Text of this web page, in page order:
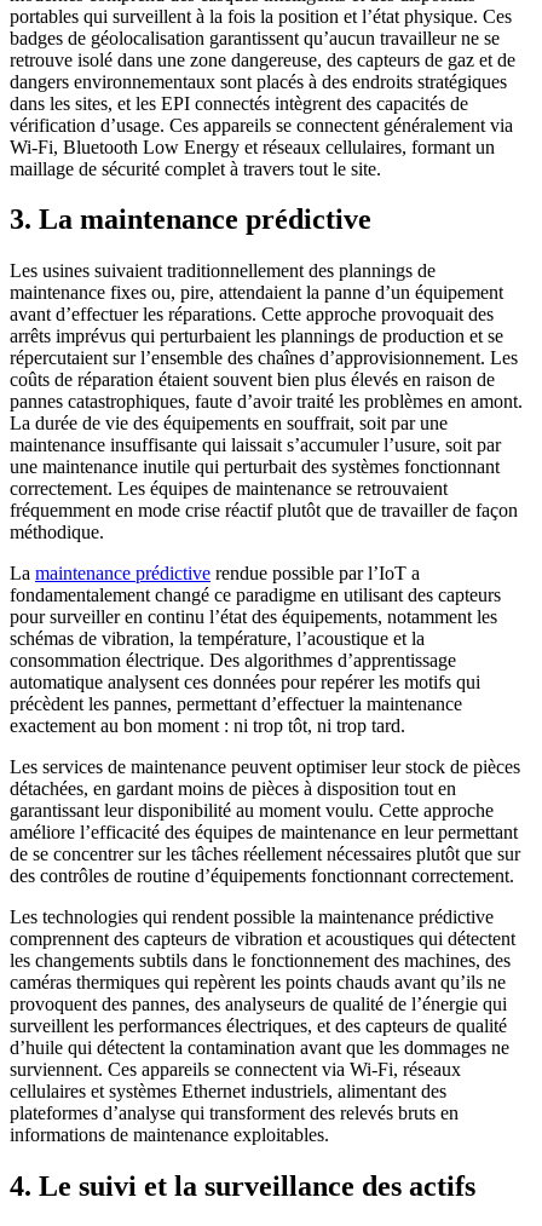
portables qui surveillent à la fois la position et l’état physique. Ces
badges de géolocalisation garantissent qu’aucun travailleur ne se
retrouve isolé dans une zone dangereuse, des capteurs de gaz et de
dangers environnementaux sont placés à des endroits stratégiques
dans les sites, et les EPI connectés intègrent des capacités de
vérification d’usage. Ces appareils se connectent généralement via
Wi-Fi, Bluetooth Low Energy et réseaux cellulaires, formant un
maillage de sécurité complet à travers tout le site.
3. La maintenance prédictive
Les usines suivaient traditionnellement des plannings de
maintenance fixes ou, pire, attendaient la panne d’un équipement
avant d’effectuer les réparations. Cette approche provoquait des
arrêts imprévus qui perturbaient les plannings de production et se
répercutaient sur l’ensemble des chaînes d’approvisionnement. Les
coûts de réparation étaient souvent bien plus élevés en raison de
pannes catastrophiques, faute d’avoir traité les problèmes en amont.
La durée de vie des équipements en souffrait, soit par une
maintenance insuffisante qui laissait s’accumuler l’usure, soit par
une maintenance inutile qui perturbait des systèmes fonctionnant
correctement. Les équipes de maintenance se retrouvaient
fréquemment en mode crise réactif plutôt que de travailler de façon
méthodique.
La maintenance prédictive rendue possible par l’IoT a
fondamentalement changé ce paradigme en utilisant des capteurs
pour surveiller en continu l’état des équipements, notamment les
schémas de vibration, la température, l’acoustique et la
consommation électrique. Des algorithmes d’apprentissage
automatique analysent ces données pour repérer les motifs qui
précèdent les pannes, permettant d’effectuer la maintenance
exactement au bon moment : ni trop tôt, ni trop tard.
Les services de maintenance peuvent optimiser leur stock de pièces
détachées, en gardant moins de pièces à disposition tout en
garantissant leur disponibilité au moment voulu. Cette approche
améliore l’efficacité des équipes de maintenance en leur permettant
de se concentrer sur les tâches réellement nécessaires plutôt que sur
des contrôles de routine d’équipements fonctionnant correctement.
Les technologies qui rendent possible la maintenance prédictive
comprennent des capteurs de vibration et acoustiques qui détectent
les changements subtils dans le fonctionnement des machines, des
caméras thermiques qui repèrent les points chauds avant qu’ils ne
provoquent des pannes, des analyseurs de qualité de l’énergie qui
surveillent les performances électriques, et des capteurs de qualité
d’huile qui détectent la contamination avant que les dommages ne
surviennent. Ces appareils se connectent via Wi-Fi, réseaux
cellulaires et systèmes Ethernet industriels, alimentant des
plateformes d’analyse qui transforment des relevés bruts en
informations de maintenance exploitables.
4. Le suivi et la surveillance des actifs